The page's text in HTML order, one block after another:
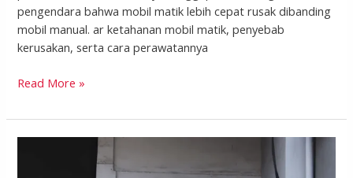
pengendara bahwa mobil matik lebih cepat rusak dibanding
mobil manual. ar ketahanan mobil matik, penyebab
kerusakan, serta cara perawatannya
Read More »